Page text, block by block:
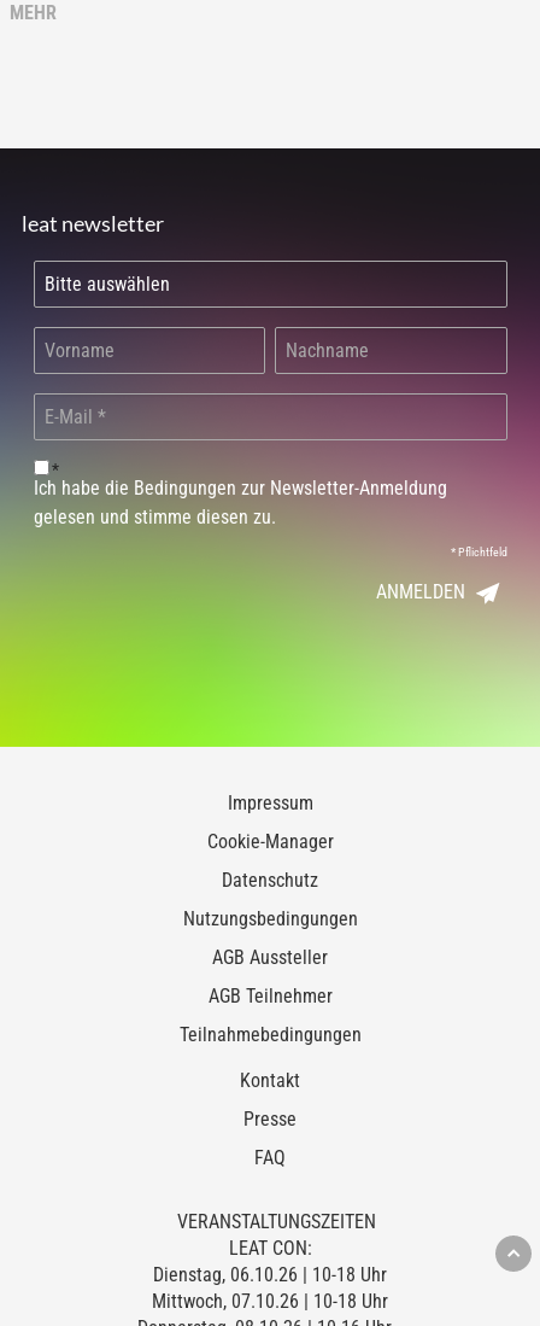
MEHR
leat newsletter
*
Ich habe die Bedingungen zur Newsletter-Anmeldung
gelesen und stimme diesen zu.
*Pflichtfeld
ANMELDEN
Impressum
Cookie-Manager
Datenschutz
Nutzungsbedingungen
AGB Aussteller
AGB Teilnehmer
Teilnahmebedingungen
Kontakt
Presse
FAQ
VERANSTALTUNGSZEITEN
LEAT CON:
Dienstag, 06.10.26 | 10-18 Uhr
Mittwoch, 07.10.26 | 10-18 Uhr